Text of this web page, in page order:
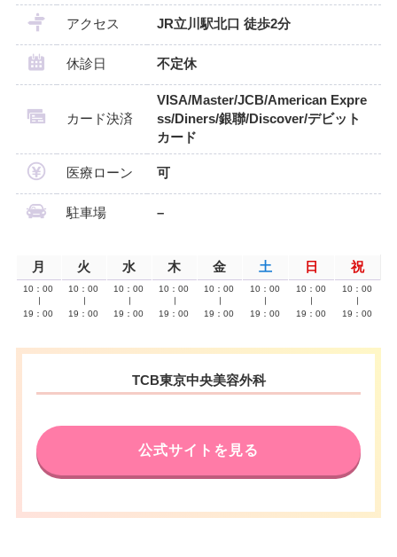
アクセス JR立川駅北口 徒歩2分
休診日 不定休
カード決済
VISA/Master/JCB/American Expre
ss/Diners/銀聯/Discover/デビット
カード
医療ローン 可
駐車場 –
月 火 水 木 金 土 日 祝
10：00
19：00
10：00
19：00
10：00
19：00
10：00
19：00
10：00
19：00
10：00
19：00
10：00
19：00
10：00
19：00
TCB東京中央美容外科
公式サイトを見る